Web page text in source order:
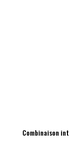
Combinaison